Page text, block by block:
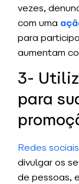
vezes,
com uma
para
aumentam
3-
para
Redes sociais
divulgar os
de pessoas,